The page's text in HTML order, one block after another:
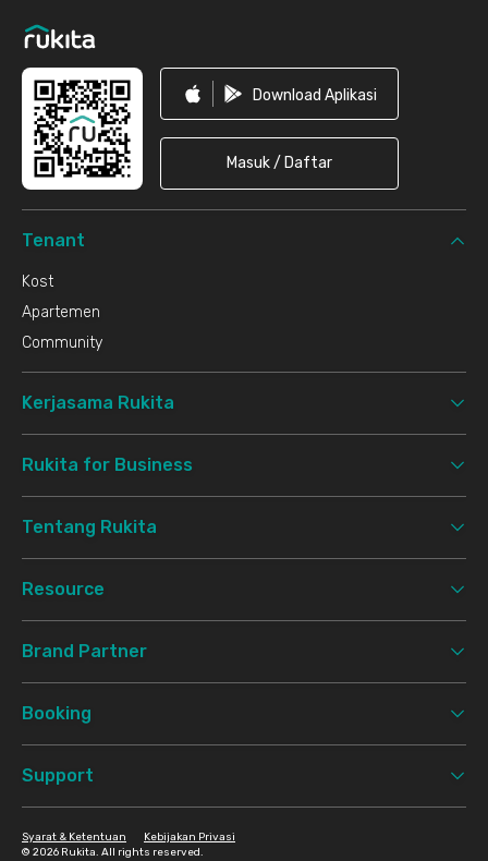
Download Aplikasi
Masuk / Daftar
Tenant
Kost
Apartemen
Community
Kerjasama Rukita
Rukita for Business
Tentang Rukita
Resource
Brand Partner
Booking
Support
© 2026 Rukita. All rights reserved.
Syarat & Ketentuan Kebijakan Privasi